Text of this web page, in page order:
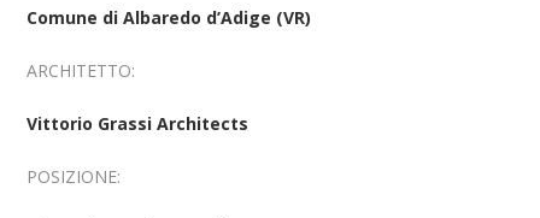
Comune di Albaredo d’Adige (VR)
ARCHITETTO:
Vittorio Grassi Architects
POSIZIONE: